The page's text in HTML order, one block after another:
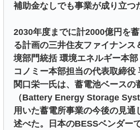
補助金なしでも事業が成り立
2030年度までに計2000億円を
る計画の三井住友ファイナンス
境部門統括 環境エネルギー本
コノミー本部担当の代表取締役
関口栄一氏は、蓄電池ベースの
（Battery Energy Storage
用いた蓄電所事業の今後の見通
述べた。日本のBESSベンダー